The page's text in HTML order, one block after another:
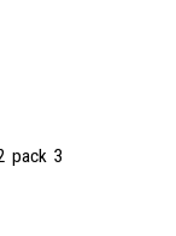
pack 3